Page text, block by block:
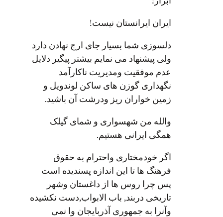
ایران ایرانستان نیست!
دلسوزی شما بسیار جای ارج نهادن دارد
ولی پیشنهاد می نمایم بیشتر پیگیر دلایل
عدم موفقیت ومدیریت ناکارآمد
نگهداری گوزن های ساکن لوندویل و
زمین خواران ریز ودرشت آن باشید.
والله من شهسواری و شمای گیلک
همگی ایرانی هستیم.
اگر خودمختاری واحترام به حقوق
فرهنگ ها تا این اندازه پسندیده است
پس چرا روس ها از داغستان وشهر
تاریخی دربند, باب الابواب,دست نکشیده
وآنرا به جمهوری آذربایجان وا نمی